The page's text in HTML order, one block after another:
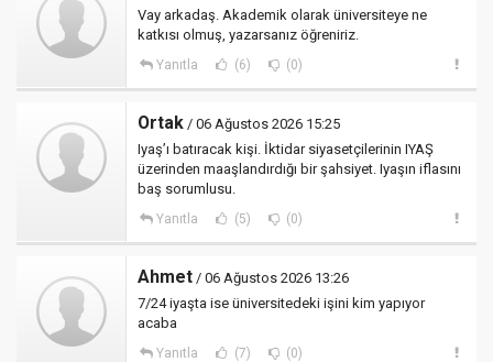
Vay arkadaş. Akademik olarak üniversiteye ne
katkısı olmuş, yazarsanız öğreniriz.
Yanıtla (6) (0)
Ortak / 06 Ağustos 2026 15:25
Iyaş’ı batıracak kişi. İktidar siyasetçilerinin IYAŞ
üzerinden maaşlandırdığı bir şahsiyet. Iyaşın iflasını
baş sorumlusu.
Yanıtla (5) (0)
Ahmet / 06 Ağustos 2026 13:26
7/24 iyaşta ise üniversitedeki işini kim yapıyor
acaba
Yanıtla (7) (0)